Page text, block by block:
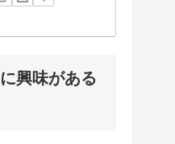
興味がある